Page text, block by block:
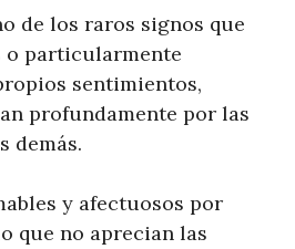
de los raros signos que
o particularmente
sentimientos,
profundamente por las
demás.
y afectuosos por
que no aprecian las